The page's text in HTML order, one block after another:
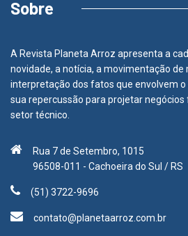
Sobre
A Revista Planeta Arroz apresenta a
novidade, a notícia, a movimentação de
interpretação dos fatos que envolvem
sua repercussão para projetar
setor técnico.
Rua 7 de Setembro, 1015
96508-011 - Cachoeira do Sul / RS
(51) 3722-9696
contato@planetaarroz.com.br